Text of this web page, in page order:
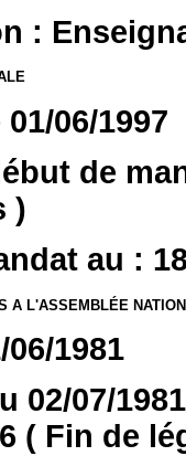
:
06/1997
de
)
au :
A L'ASSEMBLÉE
06/1981
02/07/
( Fin de